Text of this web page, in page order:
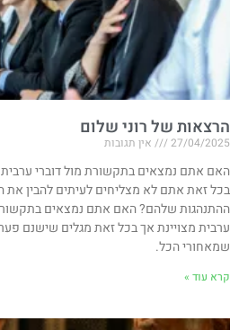
הרצאות של רוני שלום
27/04/2025 אין תגובות
האם אתם נמצאים בתקשורת מול דוברי ערבית
בכל זאת אתם לא מצליחים לעיתים להבין את
ההתנהגות שלהם? האם אתם נמצאים
ערבית מצויינת אך בכל זאת מגלים שישנם
שמאחורי הכל.
קרא עוד »